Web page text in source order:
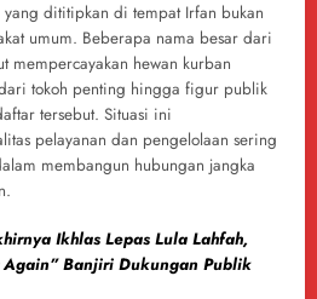
dititipkan di tempat Irfan bukan
umum. Beberapa nama besar dari
mempercayakan hewan kurban
tokoh penting hingga figur publik
tersebut. Situasi ini
pelayanan dan pengelolaan sering
membangun hubungan jangka
Ikhlas Lepas Lula Lahfah,
Again” Banjiri Dukungan Publik